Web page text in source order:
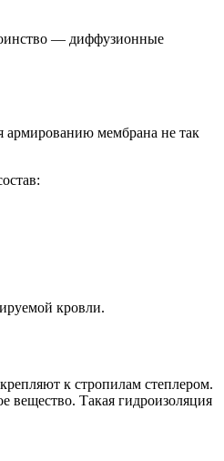
— диффузионные
армированию мембрана не так
кровли.
к стропилам степлером.
вещество. Такая гидроизоляция